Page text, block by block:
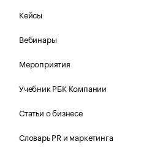
Кейсы
Вебинары
Мероприятия
Учебник РБК Компании
Статьи о бизнесе
Словарь PR и маркетинга